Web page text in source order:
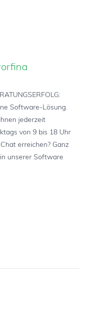
Software-Lösung.
jederzeit
von 9 bis 18 Uhr
erreichen? Ganz
unserer Software